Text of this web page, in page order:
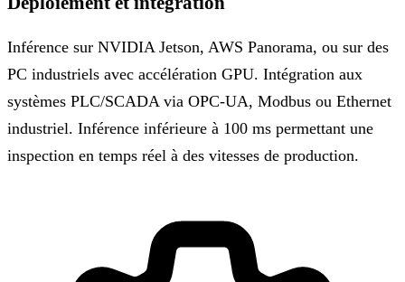
Inférence sur NVIDIA Jetson, AWS Panorama, ou sur des
PC industriels avec accélération GPU. Intégration aux
systèmes PLC/SCADA via OPC-UA, Modbus ou Ethernet
industriel. Inférence inférieure à 100 ms permettant une
inspection en temps réel à des vitesses de production.